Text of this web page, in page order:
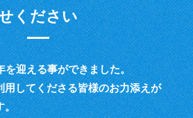
ください
を迎える事ができました。
用してくださる皆様のお力添えが
。